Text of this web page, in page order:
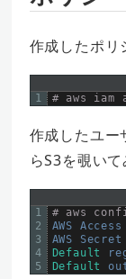
作成したポリ
1 # aws
作成したユー
らS3を覗いて
1
2
3
4
5
# aws
AWS Access
AWS
Default
Default